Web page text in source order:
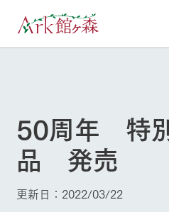
牧場へ行
く
よく見られてい
今日の牧
案内
ホーム
Ark館ヶ森について
50周年 特
品 発売
更新日：2022/03/22